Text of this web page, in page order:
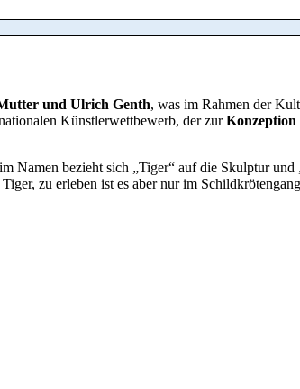
und Ulrich Genth, was im Rahmen der
Künstlerwettbewerb, der zur
Namen bezieht sich „Tiger“ auf die Skulptur
zu erleben ist es aber nur im